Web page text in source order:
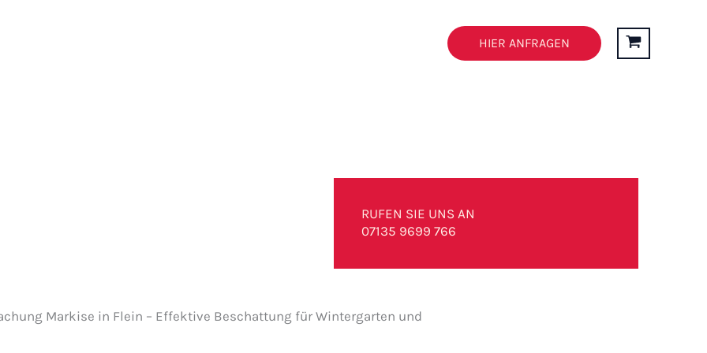
HIER ANFRAGEN
RUFEN SIE UNS AN
07135 9699 766
Markise in Flein – Effektive Beschattung für Wintergarten und